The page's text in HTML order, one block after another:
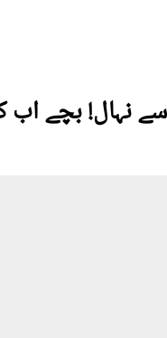
خوشی سے نہال!